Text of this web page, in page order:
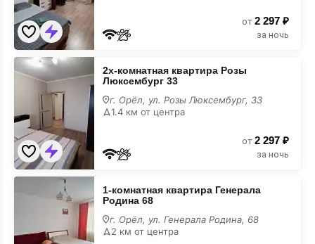
от 2 297 ₽
за ночь
2х-
комнатная
квартира
Люксембург
33
2х-комнатная квартира Розы
Люксембург 33
г. Орёл, ул. Розы Люксембург, 33
1.4 км от центра
от 2 297 ₽
за ночь
1-
комнатная
68
1-комнатная квартира Генерала
Родина 68
г. Орёл, ул. Генерала Родина, 68
2 км от центра